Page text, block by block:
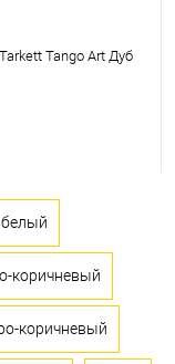
Tango Art Дуб
белый
коричневый
коричневый